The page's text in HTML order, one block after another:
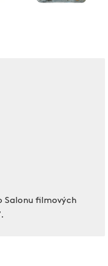
filmových